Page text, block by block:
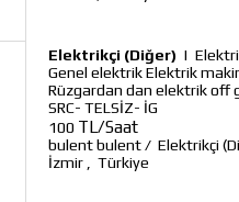
Elektrikçi (Diğer) |
Genel elektrik Elektrik
Rüzgardan dan elektrik off
SRC- TELSİZ- İG
100 TL/Saat
bulent bulent/ Elektrikçi
İzmir
Türkiye